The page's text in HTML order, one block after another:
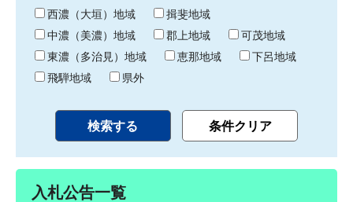
り 西濃（大垣）地域
揖斐地域
中濃（美濃）地域
郡上地域
可茂地域
東濃（多治見）地域
恵那地域
下呂地域
飛騨地域
県外
入札公告一覧